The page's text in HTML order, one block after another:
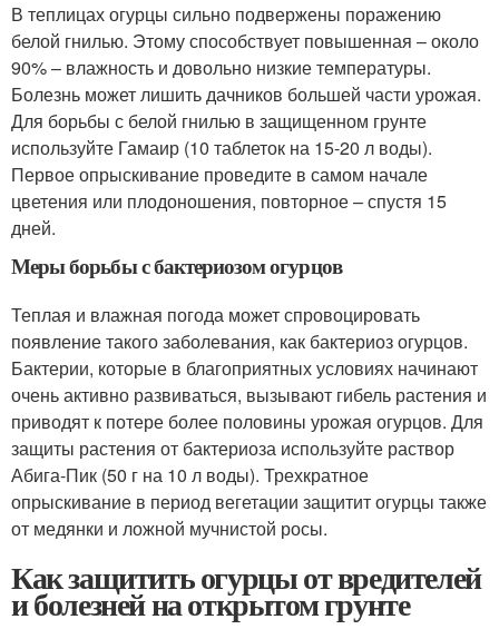
В теплицах огурцы сильно подвержены поражению
белой гнилью. Этому способствует повышенная – около
90% – влажность и довольно низкие температуры.
Болезнь может лишить дачников большей части урожая.
Для борьбы с белой гнилью в защищенном грунте
используйте Гамаир (10 таблеток на 15-20 л воды).
Первое опрыскивание проведите в самом начале
цветения или плодоношения, повторное – спустя 15
дней.
Меры борьбы с бактериозом огурцов
Теплая и влажная погода может спровоцировать
появление такого заболевания, как бактериоз огурцов.
Бактерии, которые в благоприятных условиях начинают
очень активно развиваться, вызывают гибель растения и
приводят к потере более половины урожая огурцов. Для
защиты растения от бактериоза используйте раствор
Абига-Пик (50 г на 10 л воды). Трехкратное
опрыскивание в период вегетации защитит огурцы также
от медянки и ложной мучнистой росы.
Как защитить огурцы от вредителей
и болезней на открытом грунте